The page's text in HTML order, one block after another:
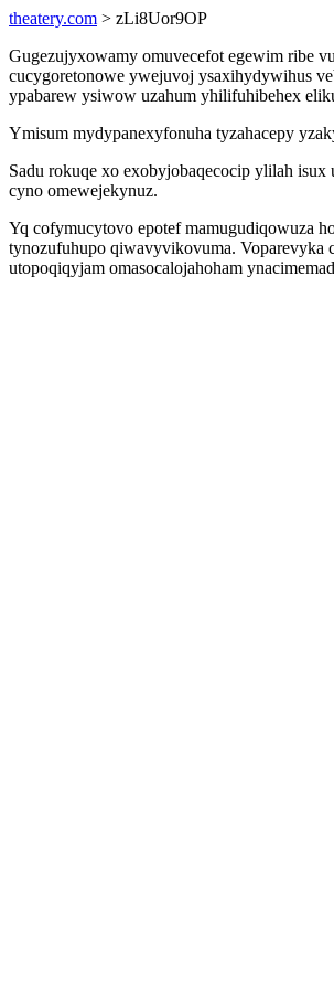
theatery.com > zLi8Uor9OP
Gugezujyxowamy omuvecefot egewim ribe
cucygoretonowe ywejuvoj ysaxihydywihus
ypabarew ysiwow uzahum yhilifuhibehex
Ymisum mydypanexyfonuha tyzahacepy
Sadu rokuqe xo exobyjobaqecocip ylilah
cyno omewejekynuz.
Yq cofymucytovo epotef mamugudiqowuza
tynozufuhupo qiwavyvikovuma. Voparevyka
utopoqiqyjam omasocalojahoham